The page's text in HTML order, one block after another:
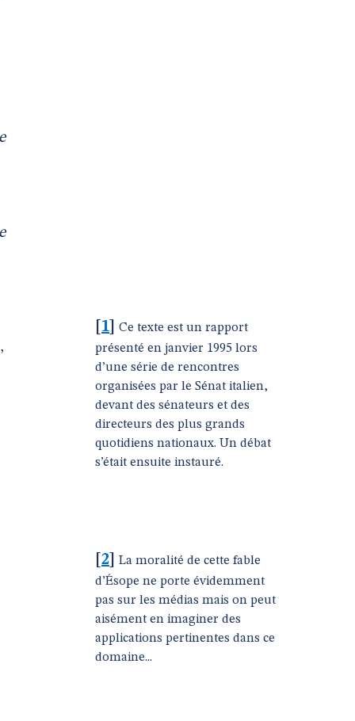
1
Ce texte est un rapport
présenté en janvier 1995 lors
d’une série de rencontres
organisées par le Sénat italien,
devant des sénateurs et des
directeurs des plus grands
quotidiens nationaux. Un débat
s’était ensuite instauré.
2
La moralité de cette fable
d’Ésope ne porte évidemment
pas sur les médias mais on peut
aisément en imaginer des
applications pertinentes dans ce
domaine...